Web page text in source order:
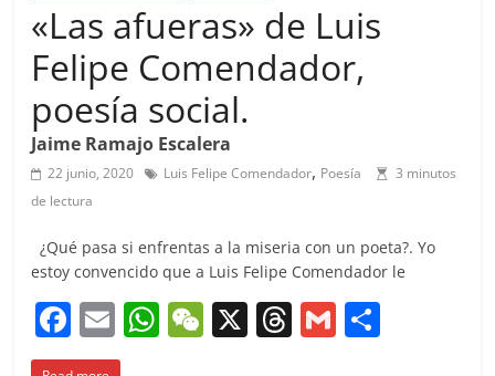
«Las afueras» de Luis
Felipe Comendador,
poesía social.
Jaime Ramajo Escalera
22 junio, 2020 Luis Felipe Comendador, Poesía
3 minutos
de lectura
¿Qué pasa si enfrentas a la miseria con un poeta?. Yo
estoy convencido que a Luis Felipe Comendador le
F
a
E
m
W W X T G